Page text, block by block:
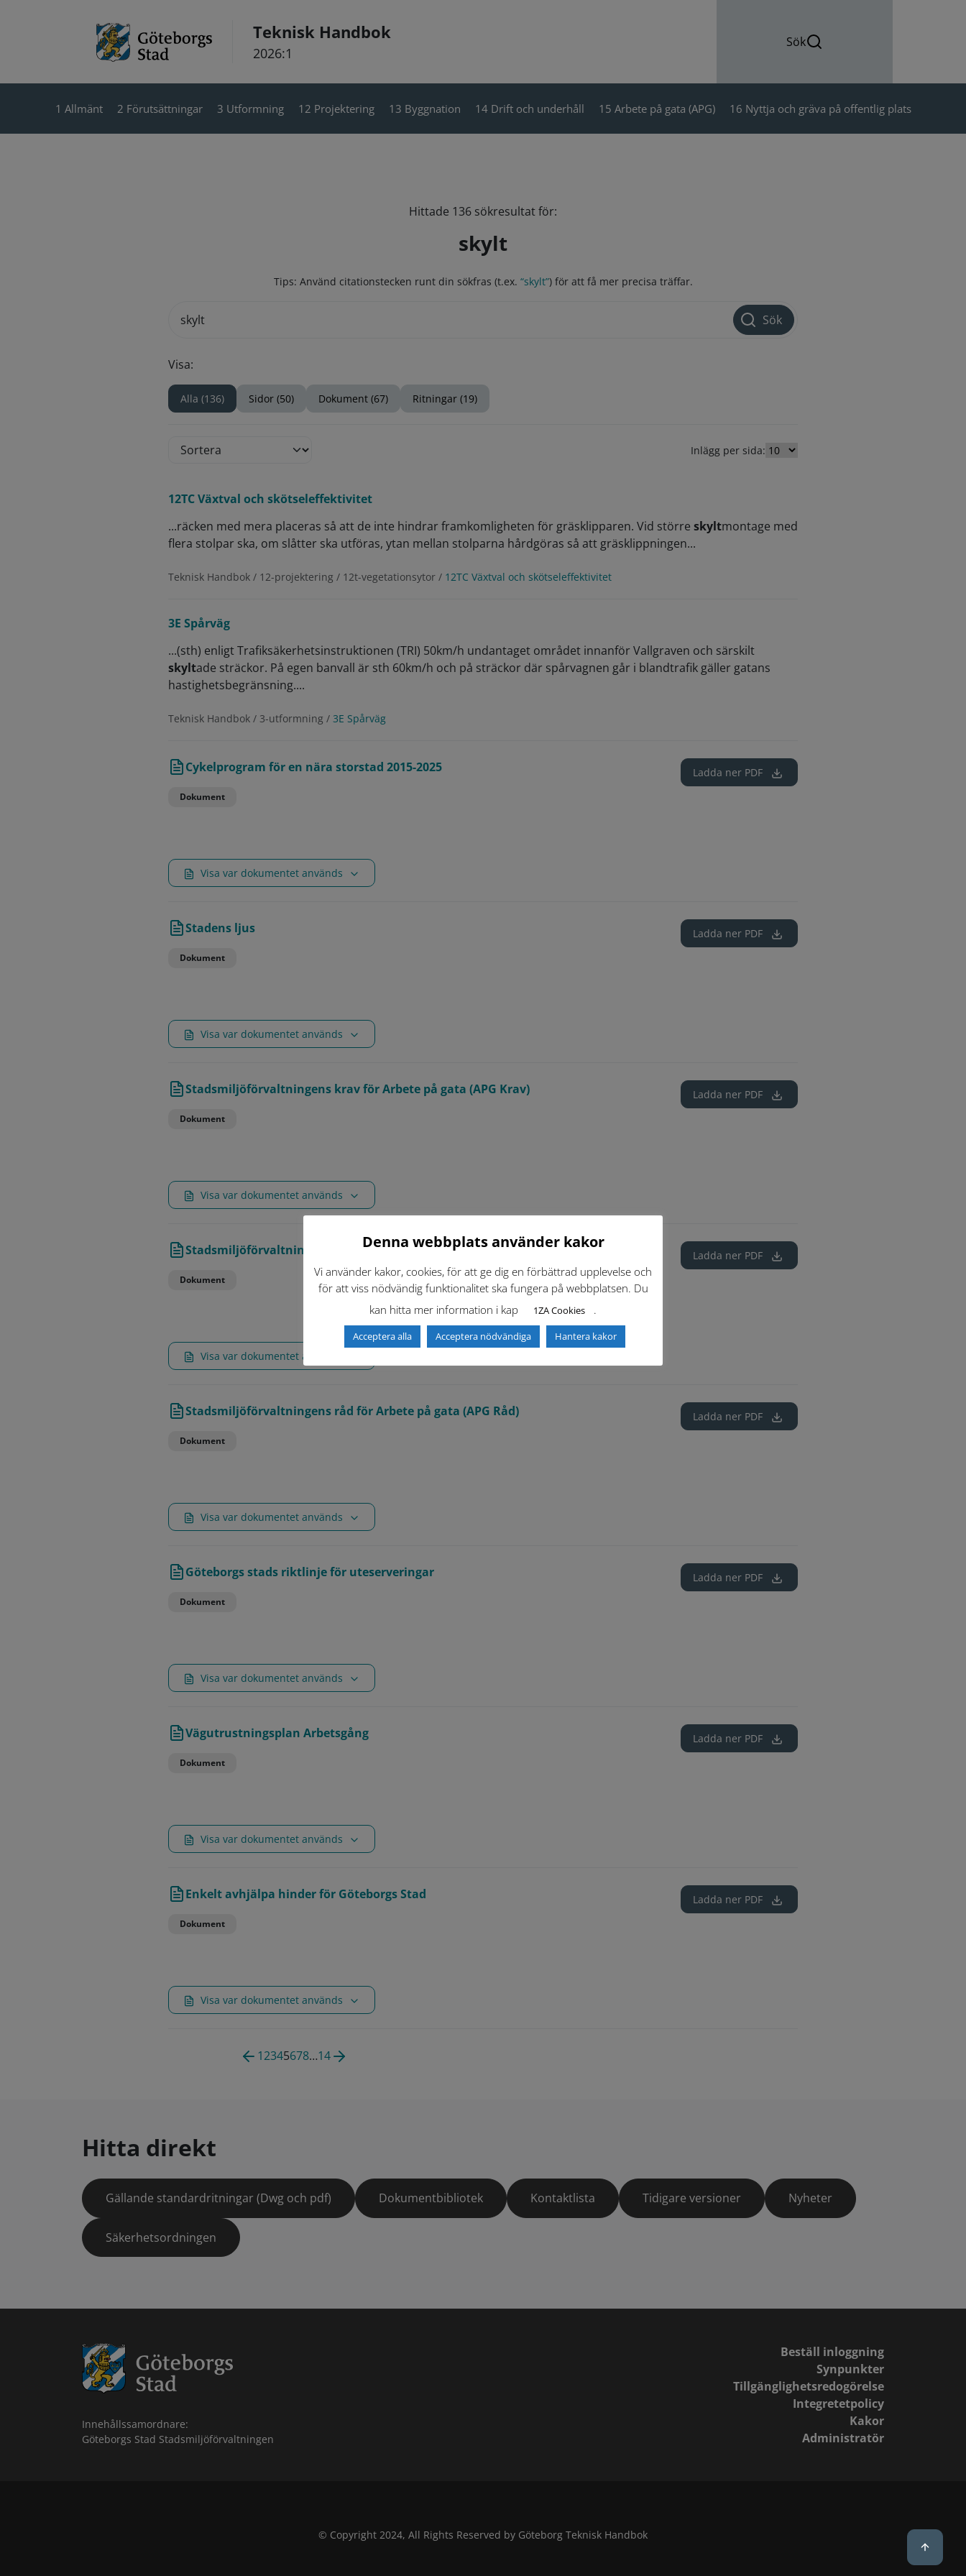
Teknisk Handbok
2026:1
Sök
1 Allmänt 2 Förutsättningar 3 Utformning 12 Projektering 13 Byggnation 14 Drift och underhåll 15 Arbete på gata (APG) 16 Nyttja och gräva på offentlig plats
Hittade 136 sökresultat för:
skylt
Tips: Använd citationstecken runt din sökfras (t.ex. “skylt”) för att få mer precisa träffar.
Sök
Visa:
Alla (136) Sidor (50) Dokument (67) Ritningar (19)
Inlägg per sida:
12TC Växtval och skötseleffektivitet
...räcken med mera placeras så att de inte hindrar framkomligheten för gräsklipparen. Vid större skyltmontage med
flera stolpar ska, om slåtter ska utföras, ytan mellan stolparna hårdgöras så att gräsklippningen...
Teknisk Handbok / 12-projektering / 12t-vegetationsytor / 12TC Växtval och skötseleffektivitet
3E Spårväg
...(sth) enligt Trafiksäkerhetsinstruktionen (TRI) 50km/h undantaget området innanför Vallgraven och särskilt
skyltade sträckor. På egen banvall är sth 60km/h och på sträckor där spårvagnen går i blandtrafik gäller gatans
hastighetsbegränsning....
Teknisk Handbok / 3-utformning / 3E Spårväg
Cykelprogram för en nära storstad 2015-2025
Dokument
Ladda ner PDF
Visa var dokumentet används
Stadens ljus
Dokument
Ladda ner PDF
Visa var dokumentet används
Stadsmiljöförvaltningens krav för Arbete på gata (APG Krav)
Dokument
Ladda ner PDF
Visa var dokumentet används
Stadsmiljöförvaltningens vägledning för belysning av allmän plats
Dokument
Ladda ner PDF
Visa var dokumentet används
Stadsmiljöförvaltningens råd för Arbete på gata (APG Råd)
Dokument
Ladda ner PDF
Visa var dokumentet används
Göteborgs stads riktlinje för uteserveringar
Dokument
Ladda ner PDF
Visa var dokumentet används
Vägutrustningsplan Arbetsgång
Dokument
Ladda ner PDF
Visa var dokumentet används
Enkelt avhjälpa hinder för Göteborgs Stad
Dokument
Ladda ner PDF
Visa var dokumentet används
12345678…14
Hitta direkt
Gällande standardritningar (Dwg och pdf) Dokumentbibliotek Kontaktlista Tidigare versioner Nyheter
Säkerhetsordningen
Innehållssamordnare:
Göteborgs Stad Stadsmiljöförvaltningen
Beställ inloggning
Synpunkter
Tillgänglighetsredogörelse
Integretetpolicy
Kakor
Administratör
© Copyright 2024, All Rights Reserved by Göteborg Teknisk Handbok
Back to
Denna webbplats använder kakor
Vi använder kakor, cookies, för att ge dig en förbättrad upplevelse och
för att viss nödvändig funktionalitet ska fungera på webbplatsen. Du
kan hitta mer information i kap
1ZA Cookies .
Acceptera alla Acceptera nödvändiga Hantera kakor